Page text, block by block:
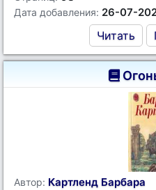
Дата добавления: 26-07-
Читать
Автор: Картленд Барбара